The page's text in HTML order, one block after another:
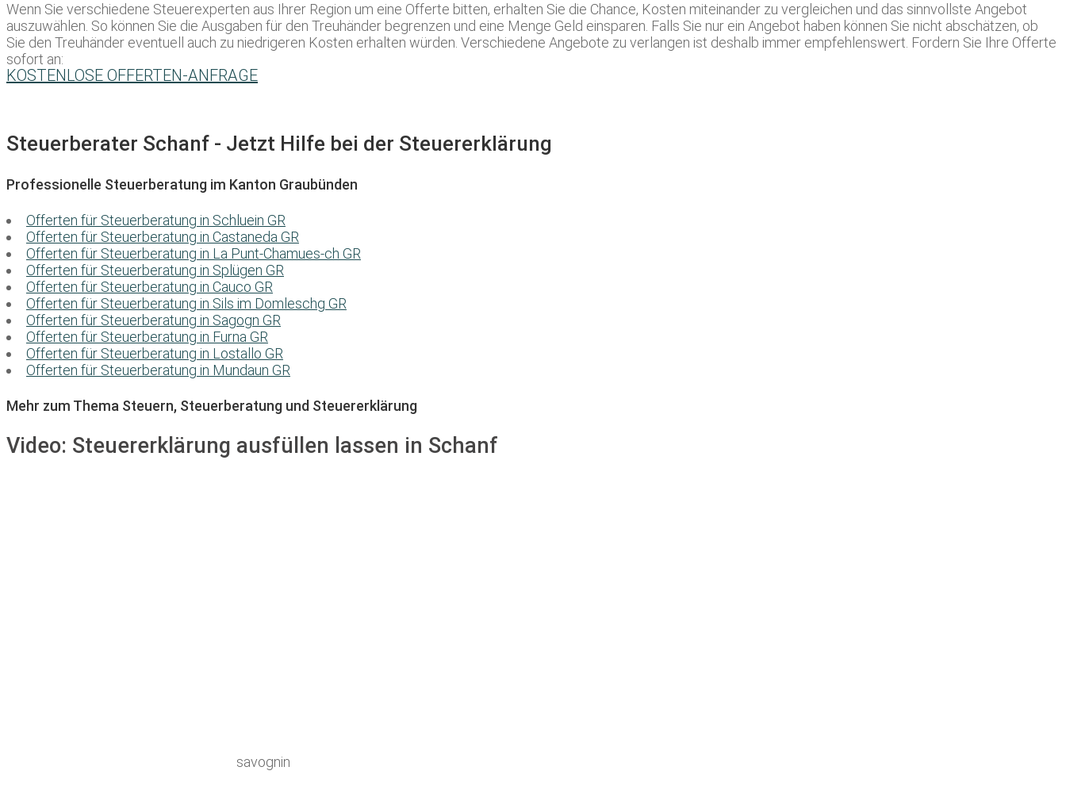
Wenn Sie verschiedene Steuerexperten aus Ihrer Region um eine Offerte bitten, erhalten Sie die Chance, Kosten miteinander zu vergleichen und das sinnvollste Angebot
auszuwählen. So können Sie die Ausgaben für den Treuhänder begrenzen und eine Menge Geld einsparen. Falls Sie nur ein Angebot haben können Sie nicht abschätzen, ob
Sie den Treuhänder eventuell auch zu niedrigeren Kosten erhalten würden. Verschiedene Angebote zu verlangen ist deshalb immer empfehlenswert. Fordern Sie Ihre Offerte
sofort an:
KOSTENLOSE OFFERTEN-ANFRAGE
Steuerberater Schanf - Jetzt Hilfe bei der Steuererklärung
Professionelle Steuerberatung im Kanton Graubünden
Offerten für Steuerberatung in Schluein GR
Offerten für Steuerberatung in Castaneda GR
Offerten für Steuerberatung in La Punt-Chamues-ch GR
Offerten für Steuerberatung in Splügen GR
Offerten für Steuerberatung in Cauco GR
Offerten für Steuerberatung in Sils im Domleschg GR
Offerten für Steuerberatung in Sagogn GR
Offerten für Steuerberatung in Furna GR
Offerten für Steuerberatung in Lostallo GR
Offerten für Steuerberatung in Mundaun GR
Mehr zum Thema Steuern, Steuerberatung und Steuererklärung
Video: Steuererklärung ausfüllen lassen in Schanf
savognin